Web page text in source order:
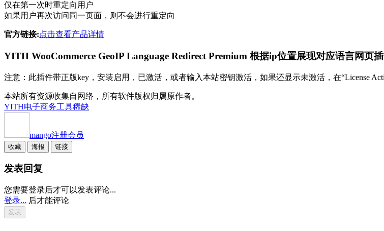
仅在第一次时重定向用户
如果用户再次访问同一页面，则不会进行重定向
官方链接:点击查看产品详情
YITH WooCommerce GeoIP Language Redirect Premium 根据ip位置展现对应语言网页
注意：此插件带正版key，安装启用，已激活，或者输入本站密钥激活，如果还显示未激活，在“License
本站所有资源收集自网络，所有软件版权归属原作者。
YITH电子商务工具稀缺
mango注册会员
收藏 海报 链接
发表回复
您需要登录后才可以发表评论...
登录... 后才能评论